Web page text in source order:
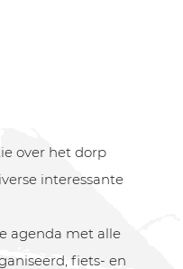
over het dorp
interessante
agenda met alle
fiets- en